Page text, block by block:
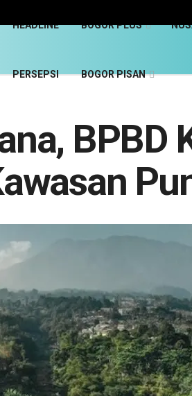
HEADLINE BOGOR PLUS
PERSEPSI BOGOR PISAN
BPBD